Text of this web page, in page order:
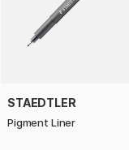
Staedtler Pigment
duurzaamheid en
STAEDTLER
Pigment Liner